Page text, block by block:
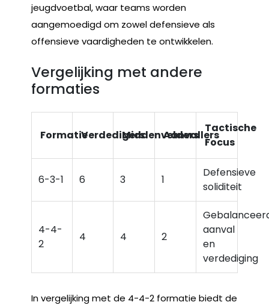
jeugdvoetbal, waar teams worden
aangemoedigd om zowel defensieve als
offensieve vaardigheden te ontwikkelen.
Vergelijking met andere
formaties
FormatieVerdedigersMiddenvelders
Aanvallers
Tactische
Focus
6-3-1 6 3 1
Defensieve
soliditeit
4-4-
2
4 4 2
aanval
en
verdediging
In vergelijking met de 4-4-2 formatie biedt de